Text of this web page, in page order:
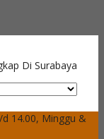
Di Surabaya
14.00, Minggu &